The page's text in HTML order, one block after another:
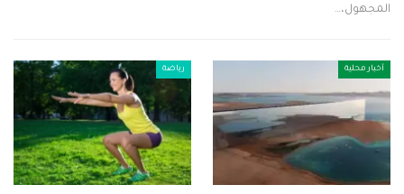
المجهول،…
أخبار محلية رياضة